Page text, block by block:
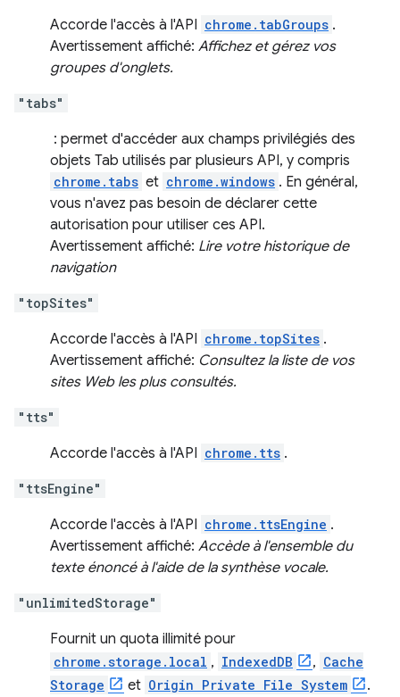
Accorde l'accès à l'API chrome.tabGroups .
Avertissement affiché: Affichez et gérez vos
groupes d'onglets.
"tabs"
: permet d'accéder aux champs privilégiés des
objets Tab utilisés par plusieurs API, y compris
chrome.tabs et chrome.windows . En général,
vous n'avez pas besoin de déclarer cette
autorisation pour utiliser ces API.
Avertissement affiché: Lire votre historique de
navigation
"topSites"
Accorde l'accès à l'API chrome.topSites .
Avertissement affiché: Consultez la liste de vos
sites Web les plus consultés.
"tts"
Accorde l'accès à l'API chrome.tts .
"ttsEngine"
Accorde l'accès à l'API chrome.ttsEngine .
Avertissement affiché: Accède à l'ensemble du
texte énoncé à l'aide de la synthèse vocale.
"unlimitedStorage"
Fournit un quota illimité pour
chrome.storage.local , IndexedDB , Cache
Storage
et Origin Private File System
.